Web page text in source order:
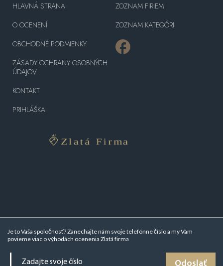
Je to Vaša spoločnosť? Zanechajte nám svoje telefónne číslo a my Vám
povieme viac ovýhodách ocenenia Zlatá firma
Odoslať
HLAVNÁ STRANA
O OCENENÍ
OBCHODNÉ PODMIENKY
ZÁSADY OCHRANY OSOBNÝCH
ÚDAJOV
KONTAKT
PRIHLÁŠKA
ZOZNAM FIRIEM
ZOZNAM KATEGÓRII